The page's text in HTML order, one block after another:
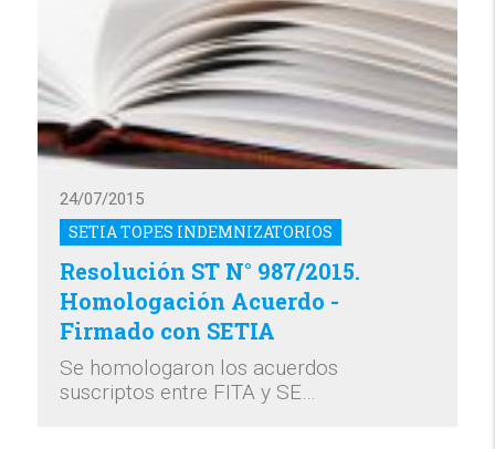
SETIA TOPES INDEMNIZATORIOS
24/07/2015
Resolución ST N° 987/2015.
Homologación Acuerdo -
Firmado con SETIA
Se homologaron los acuerdos
suscriptos entre FITA y SE…